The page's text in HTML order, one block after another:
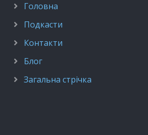
Головна
Подкасти
Контакти
Блог
Загальна стрічка